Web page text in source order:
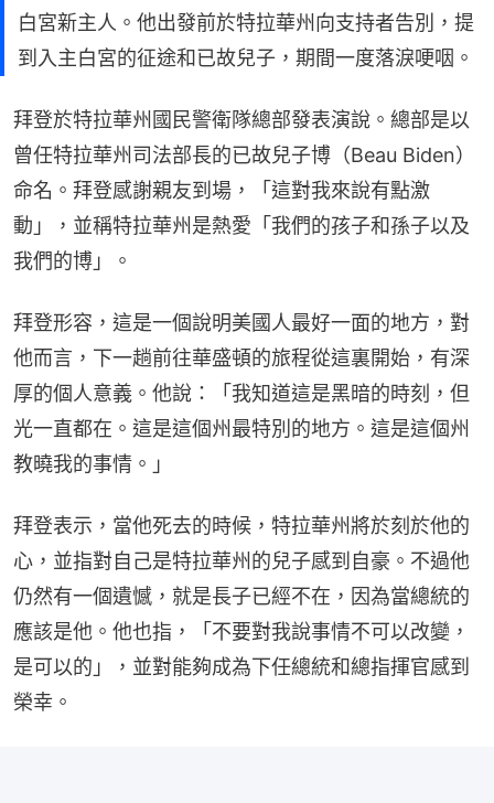
白宮新主人。他出發前於特拉華州向支持者告別，提
到入主白宮的征途和已故兒子，期間一度落淚哽咽。
拜登於特拉華州國民警衛隊總部發表演說。總部是以
曾任特拉華州司法部長的已故兒子博（Beau Biden）
命名。拜登感謝親友到場，「這對我來說有點激
動」，並稱特拉華州是熱愛「我們的孩子和孫子以及
我們的博」。
拜登形容，這是一個說明美國人最好一面的地方，對
他而言，下一趟前往華盛頓的旅程從這裏開始，有深
厚的個人意義。他說：「我知道這是黑暗的時刻，但
光一直都在。這是這個州最特別的地方。這是這個州
教曉我的事情。」
拜登表示，當他死去的時候，特拉華州將於刻於他的
心，並指對自己是特拉華州的兒子感到自豪。不過他
仍然有一個遺憾，就是長子已經不在，因為當總統的
應該是他。他也指，「不要對我說事情不可以改變，
是可以的」，並對能夠成為下任總統和總指揮官感到
榮幸。